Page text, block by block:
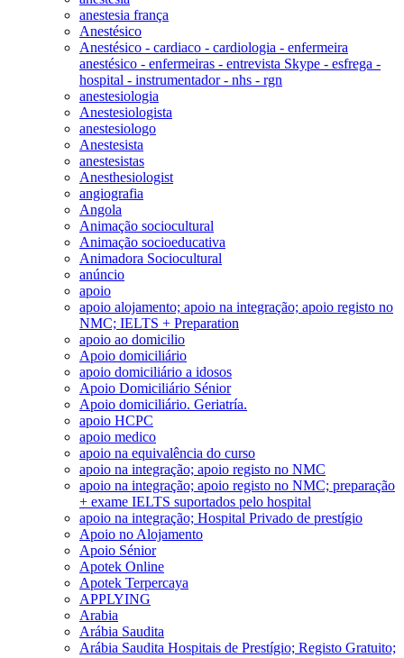
anestesia frança
Anestésico
Anestésico - cardiaco - cardiologia - enfermeira
anestésico - enfermeiras - entrevista Skype - esfrega -
hospital - instrumentador - nhs - rgn
anestesiologia
Anestesiologista
anestesiologo
Anestesista
anestesistas
Anesthesiologist
angiografia
Angola
Animação sociocultural
Animação socioeducativa
Animadora Sociocultural
anúncio
apoio
apoio alojamento; apoio na integração; apoio registo no
NMC; IELTS + Preparation
apoio ao domicilio
Apoio domiciliário
apoio domiciliário a idosos
Apoio Domiciliário Sénior
Apoio domiciliário. Geriatría.
apoio HCPC
apoio medico
apoio na equivalência do curso
apoio na integração; apoio registo no NMC
apoio na integração; apoio registo no NMC; preparação
+ exame IELTS suportados pelo hospital
apoio na integração; Hospital Privado de prestígio
Apoio no Alojamento
Apoio Sénior
Apotek Online
Apotek Terpercaya
APPLYING
Arabia
Arábia Saudita
Arábia Saudita Hospitais de Prestígio; Registo Gratuito;